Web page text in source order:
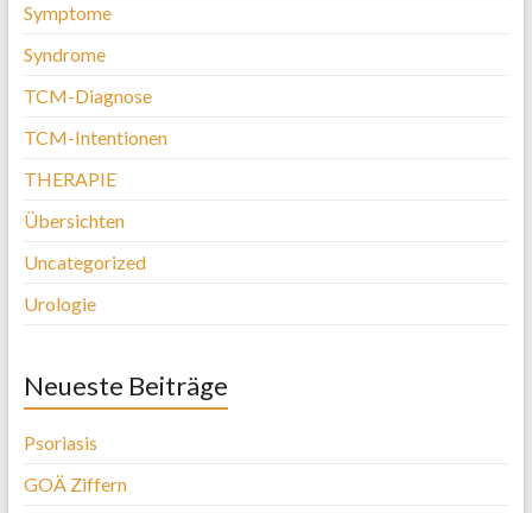
Symptome
Syndrome
TCM-Diagnose
TCM-Intentionen
THERAPIE
Übersichten
Uncategorized
Urologie
Neueste Beiträge
Psoriasis
GOÄ Ziffern